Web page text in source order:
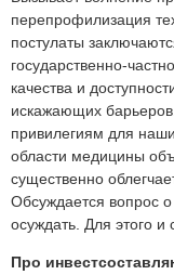
перепрофилизация
постулаты
государственно-
качества и
искажающих
привилегиям для
области медицины
существенно
Обсуждается вопрос
осуждать. Для этого и
Про